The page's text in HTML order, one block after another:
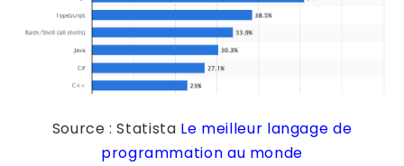
Source : Statista Le meilleur langage de
programmation au monde